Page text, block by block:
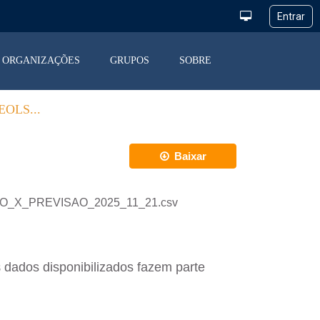
ORGANIZAÇÕES GRUPOS SOBRE
Baixar
disponibilizados fazem parte